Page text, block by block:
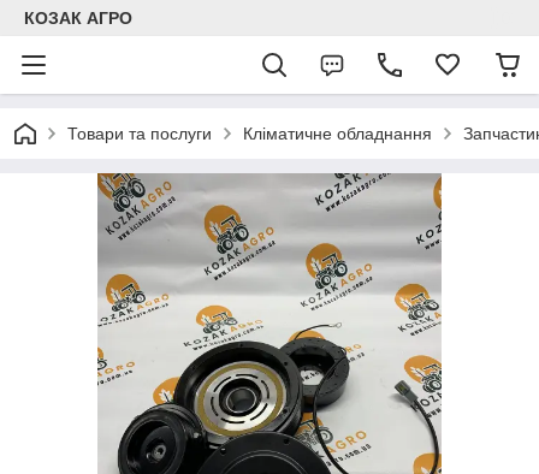
КОЗАК АГРО
Товари та послуги Кліматичне обладнання